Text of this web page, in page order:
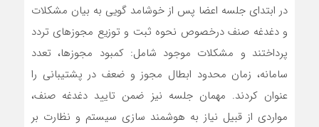
در ابتدای جلسه اعضا پس از خوشامد گویی به بیان مشکلات
و دغدغه صنف در‌خصوص نحوه ثبت و توزیع مجوزهای تردد
پرداختند و مشکلات موجود شامل: کمبود مجوزها، تعدد
سامانه، زمان محدود ابطال مجوز و ضعف در پشتیبانی را
عنوان کردند. مهمان جلسه نیز ضمن تایید دغدغه صنف،
مواردی از قبیل نیاز به هوشمند سازی سیستم ‌و نظارت بر